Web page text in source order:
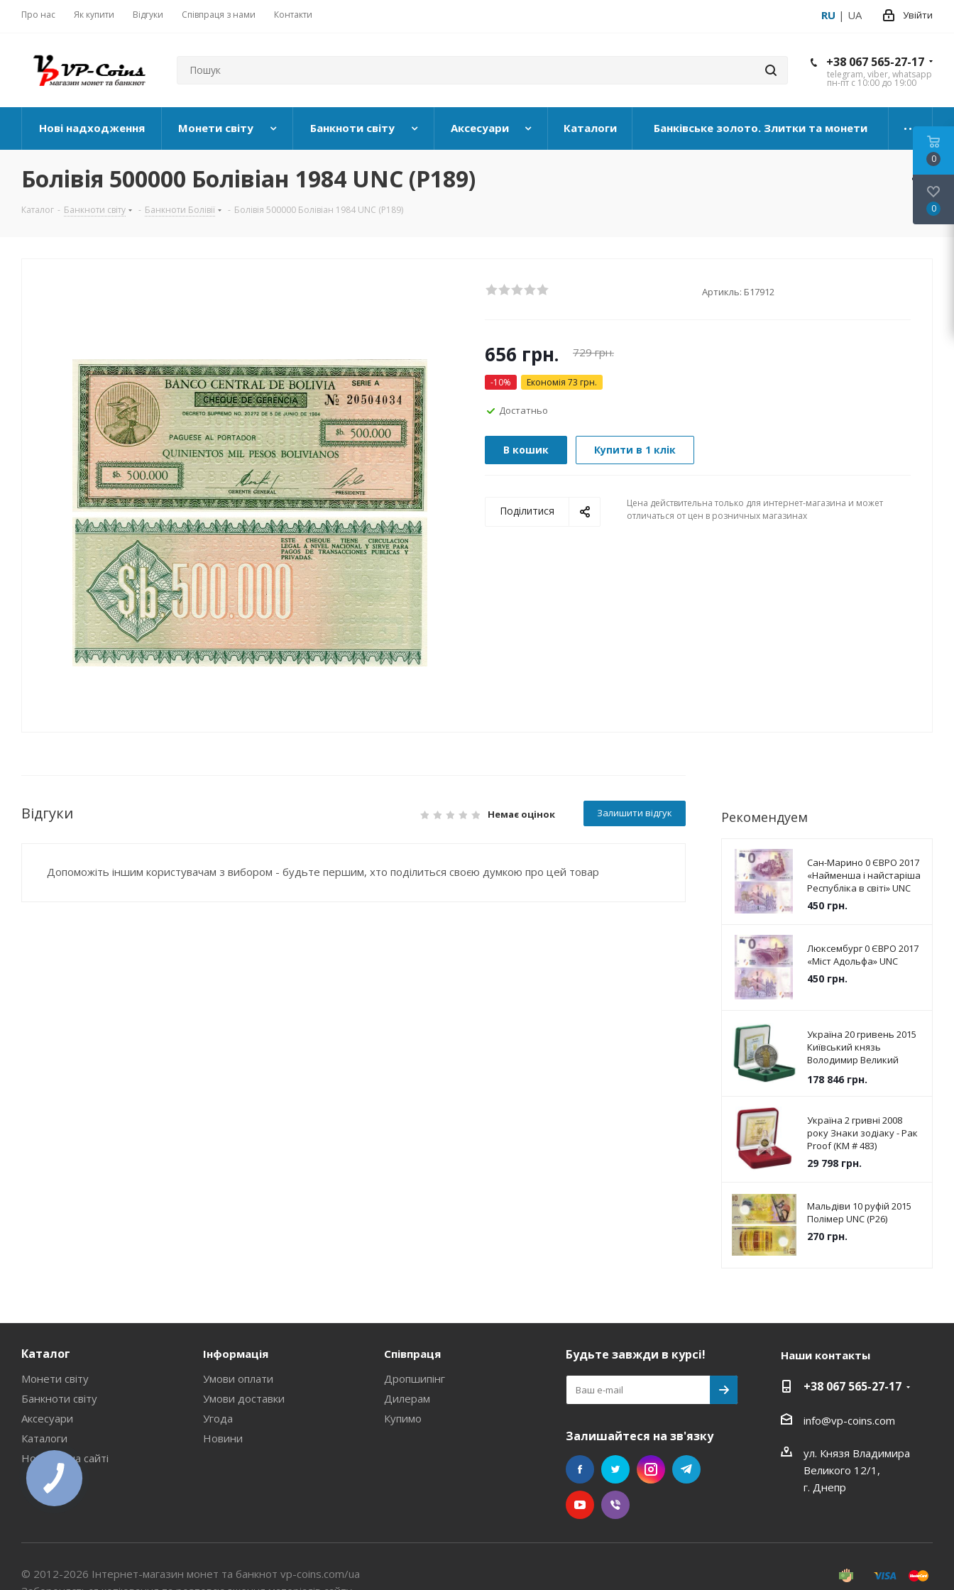
Про нас Як купити Відгуки Співпраця з нами Контакти Увійти
RU | UA
+38 067 565-27-17
telegram, viber, whatsapp
пн-пт с 10:00 до 19:00
Нові надходження Монети світу Банкноти світу Аксесуари Каталоги Банківське золото. Злитки та монети
Болівія 500000 Болівіан 1984 UNC (P189)
Каталог - Банкноти світу - Банкноти Болівії - Болівія 500000 Болівіан 1984 UNC (P189)
Артикль: Б17912
656 грн. 729грн.
-10% Економія 73 грн.
Достатньо
В кошик Купити в 1 клік
Поділитися
Цена действительна только для интернет-магазина и может
отличаться от цен в розничных магазинах
Відгуки Немає оцінок Залишити відгук
Допоможіть іншим користувачам з вибором - будьте першим, хто поділиться своєю думкою про цей товар
Рекомендуем
Сан-Марино 0 ЄВРО 2017
«Найменша і найстаріша
Республіка в світі» UNC
450грн.
Люксембург 0 ЄВРО 2017
«Міст Адольфа» UNC
450грн.
Україна 20 гривень 2015
Київський князь
Володимир Великий
178 846грн.
Україна 2 гривні 2008
року Знаки зодіаку - Рак
Proof (KM # 483)
29 798грн.
Мальдіви 10 руфій 2015
Полімер UNC (P26)
270грн.
Каталог
Монети світу
Банкноти світу
Аксесуари
Каталоги
Новинки на сайті
Інформація
Умови оплати
Умови доставки
Угода
Новини
Співпраця
Дропшипінг
Дилерам
Купимо
Будьте завжди в курсі!
Залишайтеся на зв'язку
Наши контакты
+38 067 565-27-17
info@vp-coins.com
ул. Князя Владимира
Великого 12/1,
г. Днепр
© 2012-2026 Інтернет-магазин монет та банкнот vp-coins.com/ua
0
0